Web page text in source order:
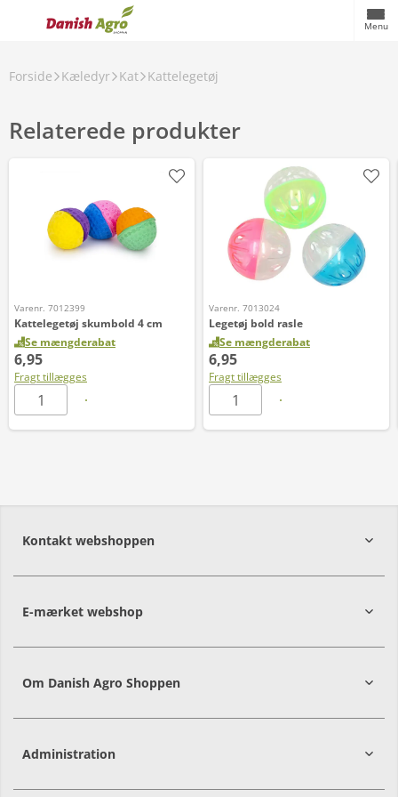
Menu
Forside Kæledyr Kat Kattelegetøj
Relaterede produkter
Varenr. 7012399
Kattelegetøj skumbold 4 cm
Se mængderabat
6,95
Fragt tillægges
Varenr. 7013024
Legetøj bold rasle
Se mængderabat
6,95
Fragt tillægges
Kontakt webshoppen
E-mærket webshop
Om Danish Agro Shoppen
Administration